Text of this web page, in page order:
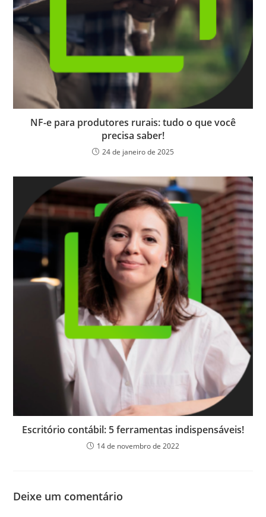
NF-e para produtores rurais: tudo o que você
precisa saber!
24 de janeiro de 2025
Escritório contábil: 5 ferramentas indispensáveis!
14 de novembro de 2022
Deixe um comentário